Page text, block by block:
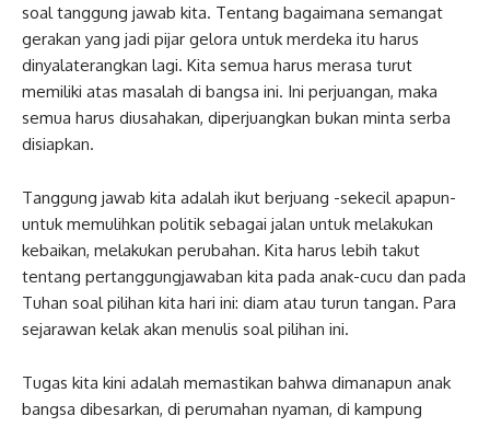
soal tanggung jawab kita. Tentang bagaimana semangat
gerakan yang jadi pijar gelora untuk merdeka itu harus
dinyalaterangkan lagi. Kita semua harus merasa turut
memiliki atas masalah di bangsa ini. Ini perjuangan, maka
semua harus diusahakan, diperjuangkan bukan minta serba
disiapkan.
Tanggung jawab kita adalah ikut berjuang -sekecil apapun-
untuk memulihkan politik sebagai jalan untuk melakukan
kebaikan, melakukan perubahan. Kita harus lebih takut
tentang pertanggungjawaban kita pada anak-cucu dan pada
Tuhan soal pilihan kita hari ini: diam atau turun tangan. Para
sejarawan kelak akan menulis soal pilihan ini.
Tugas kita kini adalah memastikan bahwa dimanapun anak
bangsa dibesarkan, di perumahan nyaman, di kampung